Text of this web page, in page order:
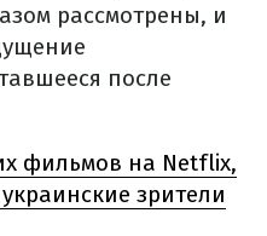
рассмотрены, и
после
фильмов на Netflix,
зрители